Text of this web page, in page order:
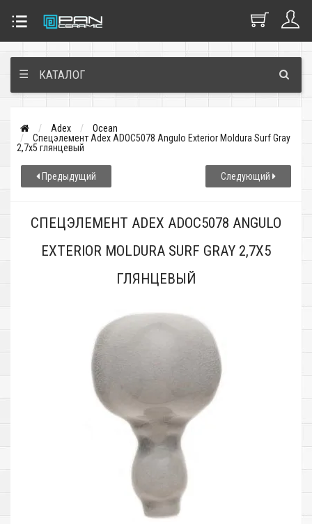
☰ КАТАЛОГ
Adex
Ocean
Спецэлемент Adex ADOC5078 Angulo Exterior Moldura Surf Gray
2,7x5 глянцевый
Предыдущий Следующий
СПЕЦЭЛЕМЕНТ ADEX ADOC5078 ANGULO
EXTERIOR MOLDURA SURF GRAY 2,7X5
ГЛЯНЦЕВЫЙ